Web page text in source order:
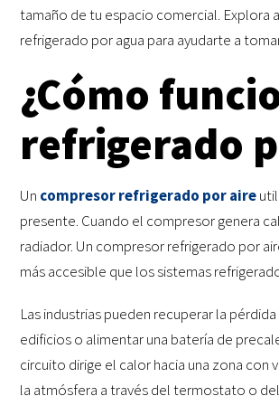
tamaño de tu espacio comercial. Explora
refrigerado por agua para ayudarte a
¿Cómo
refrigerado
Un compresor refrigerado por aire
presente. Cuando el compresor genera
radiador. Un compresor refrigerado por
más accesible que los sistemas
Las industrias pueden recuperar la
edificios o alimentar una batería de
circuito dirige el calor hacia una zona con
la atmósfera a través del termostato o